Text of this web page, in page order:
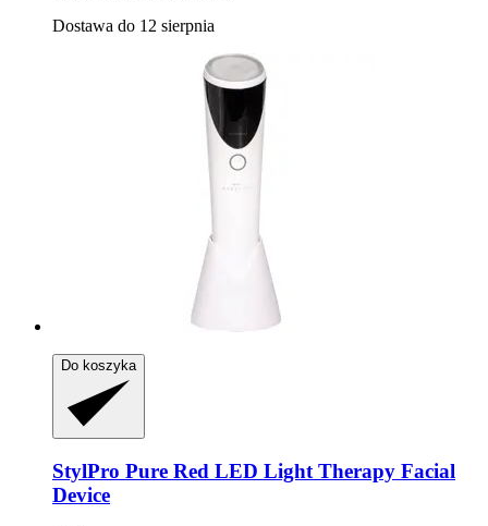
Dostawa do 12 sierpnia
Do koszyka
StylPro Pure Red LED Light Therapy Facial
Device